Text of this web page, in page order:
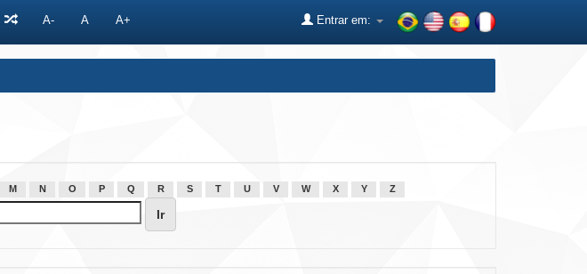
A- A A+ Entrar em:
M N O P Q R S T U V W X Y Z